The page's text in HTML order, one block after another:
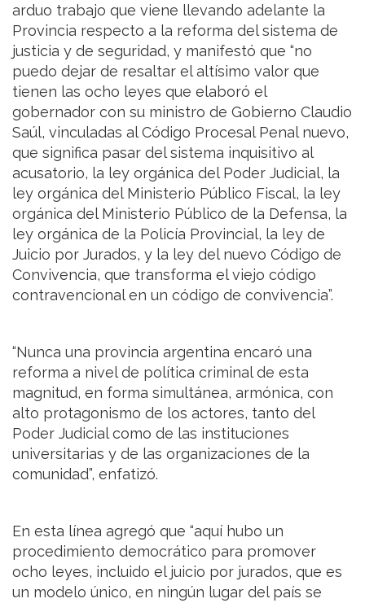
arduo trabajo que viene llevando adelante la
Provincia respecto a la reforma del sistema de
justicia y de seguridad, y manifestó que “no
puedo dejar de resaltar el altísimo valor que
tienen las ocho leyes que elaboró el
gobernador con su ministro de Gobierno Claudio
Saúl, vinculadas al Código Procesal Penal nuevo,
que significa pasar del sistema inquisitivo al
acusatorio, la ley orgánica del Poder Judicial, la
ley orgánica del Ministerio Público Fiscal, la ley
orgánica del Ministerio Público de la Defensa, la
ley orgánica de la Policía Provincial, la ley de
Juicio por Jurados, y la ley del nuevo Código de
Convivencia, que transforma el viejo código
contravencional en un código de convivencia”.
“Nunca una provincia argentina encaró una
reforma a nivel de política criminal de esta
magnitud, en forma simultánea, armónica, con
alto protagonismo de los actores, tanto del
Poder Judicial como de las instituciones
universitarias y de las organizaciones de la
comunidad”, enfatizó.
En esta línea agregó que “aquí hubo un
procedimiento democrático para promover
ocho leyes, incluido el juicio por jurados, que es
un modelo único, en ningún lugar del país se